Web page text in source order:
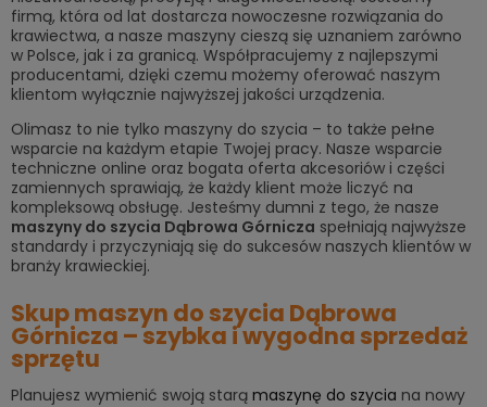
firmą, która od lat dostarcza nowoczesne rozwiązania do
krawiectwa, a nasze maszyny cieszą się uznaniem zarówno
w Polsce, jak i za granicą. Współpracujemy z najlepszymi
producentami, dzięki czemu możemy oferować naszym
klientom wyłącznie najwyższej jakości urządzenia.
Olimasz to nie tylko maszyny do szycia – to także pełne
wsparcie na każdym etapie Twojej pracy. Nasze wsparcie
techniczne online oraz bogata oferta akcesoriów i części
zamiennych sprawiają, że każdy klient może liczyć na
kompleksową obsługę. Jesteśmy dumni z tego, że nasze
maszyny do szycia Dąbrowa Górnicza spełniają najwyższe
standardy i przyczyniają się do sukcesów naszych klientów w
branży krawieckiej.
Skup maszyn do szycia Dąbrowa
Górnicza – szybka i wygodna sprzedaż
sprzętu
Planujesz wymienić swoją starą maszynę do szycia na nowy